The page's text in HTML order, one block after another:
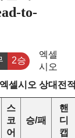
to-
2승
엑셀
시오
셀시오 상대전적
스
코
어
승/패
핸
디
캡